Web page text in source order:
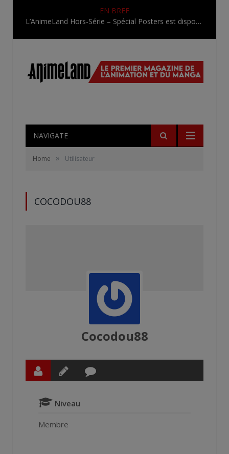
EN BREF
L’AnimeLand Hors-Série – Spécial Posters est disponible !
NAVIGATE
Home » Utilisateur
COCODOU88
Cocodou88
Niveau
Membre